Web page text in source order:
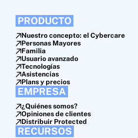
PRODUCTO
Nuestro concepto: el Cybercare
Personas Mayores
Familia
Usuario avanzado
Tecnologías
Asistencias
Plans y precios
EMPRESA
¿Quiénes somos?
Opiniones de clientes
Distribuir Protected
RECURSOS